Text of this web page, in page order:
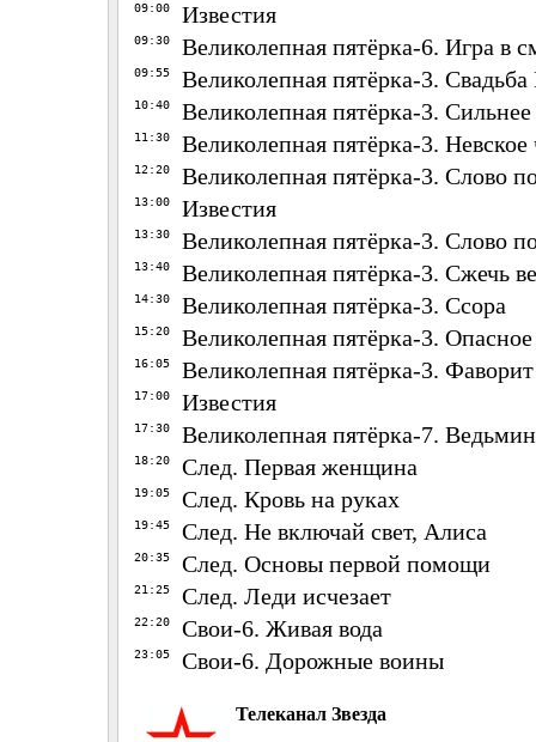
09:00 Известия
09:30 Великолепная пятёрка-6. Игра в
09:55 Великолепная пятёрка-3. Свадьба
10:40 Великолепная пятёрка-3. Сильнее
11:30 Великолепная пятёрка-3.
12:20 Великолепная пятёрка-3. Слово
13:00 Известия
13:30 Великолепная пятёрка-3. Слово
13:40 Великолепная пятёрка-3. Сжечь
14:30 Великолепная пятёрка-3. Ссора
15:20 Великолепная пятёрка-3.
16:05 Великолепная пятёрка-3. Фаворит
17:00 Известия
17:30 Великолепная пятёрка-7.
18:20 След. Первая женщина
19:05 След. Кровь на руках
19:45 След. Не включай свет, Алиса
20:35 След. Основы первой помощи
21:25 След. Леди исчезает
22:20 Свои-6. Живая вода
23:05 Свои-6. Дорожные воины
Телеканал Звезда